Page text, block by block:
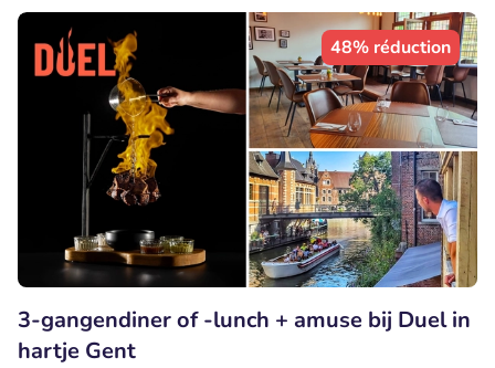
48% réduction
3-gangendiner of -lunch + amuse bij Duel in
hartje Gent